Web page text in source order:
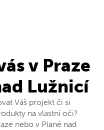
v Praze
Lužnicí
Váš projekt či si
na vlastní oči?
nebo v Plané nad